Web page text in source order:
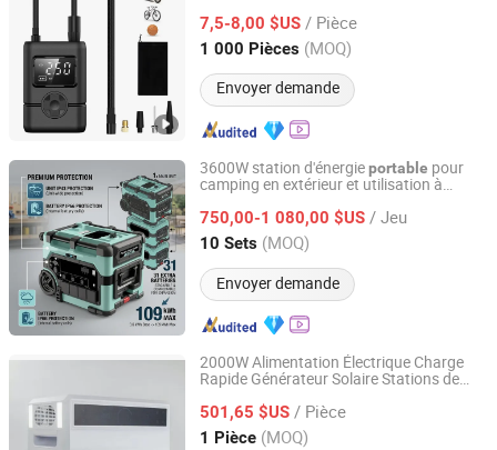
7,5-8,00 $US / Pièce
1 000 Pièces (MOQ)
Envoyer demande
Zhejiang, China Depuis 2020
3600W station d'énergieportable pour
camping en extérieur et utilisation à
750,00-1 080,00 $US / Jeu
10 Sets (MOQ)
Envoyer demande
Suzhou Drivelong Intelligence Technology Co., Ltd.
Jiangsu, China Depuis 2017
2000W Alimentation Électrique Charge
Rapide Générateur Solaire Stations de
Essentielles
501,65 $US / Pièce
1 Pièce (MOQ)
Ningbo GLGW New Energy Co., Ltd
Zhejiang, China Depuis 2025